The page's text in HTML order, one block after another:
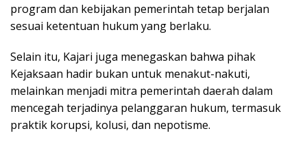
program dan kebijakan pemerintah tetap berjalan
sesuai ketentuan hukum yang berlaku.
Selain itu, Kajari juga menegaskan bahwa pihak
Kejaksaan hadir bukan untuk menakut-nakuti,
melainkan menjadi mitra pemerintah daerah dalam
mencegah terjadinya pelanggaran hukum, termasuk
praktik korupsi, kolusi, dan nepotisme.